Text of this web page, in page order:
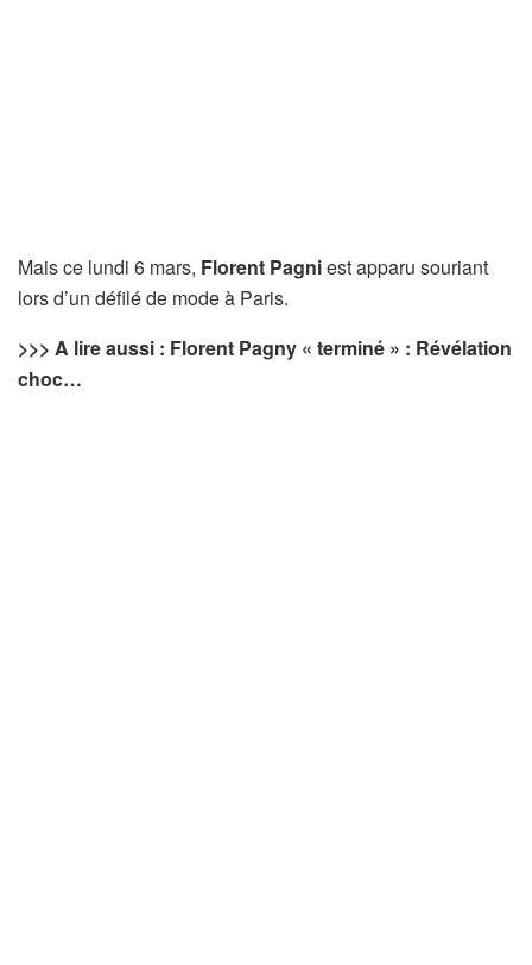
Mais ce lundi 6 mars, Florent Pagniest apparu souriant
lors d’un défilé de mode à Paris.
>>> A lire aussi : Florent Pagny « terminé » : Révélation
choc…